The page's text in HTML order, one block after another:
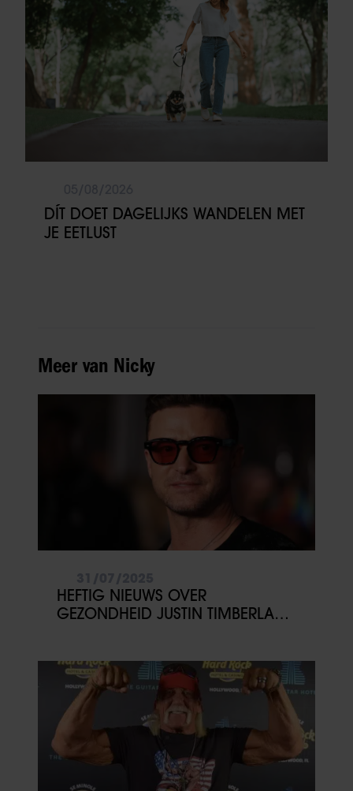
DÍT DOET DAGELIJKS WANDELEN MET
JE EETLUST
Meer van Nicky
HEFTIG NIEUWS OVER
GEZONDHEID JUSTIN TIMBERLAKE: